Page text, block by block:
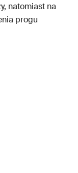
natomiast na
progu